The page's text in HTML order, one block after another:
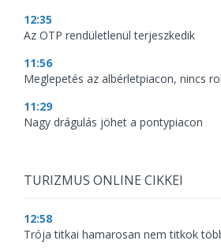
12:35
Az OTP rendületlenül terjeszkedik
11:56
Meglepetés az albérletpiacon, nincs
11:29
Nagy drágulás jöhet a pontypiacon
TURIZMUS ONLINE CIKKEI
12:58
Trója titkai hamarosan nem titkok